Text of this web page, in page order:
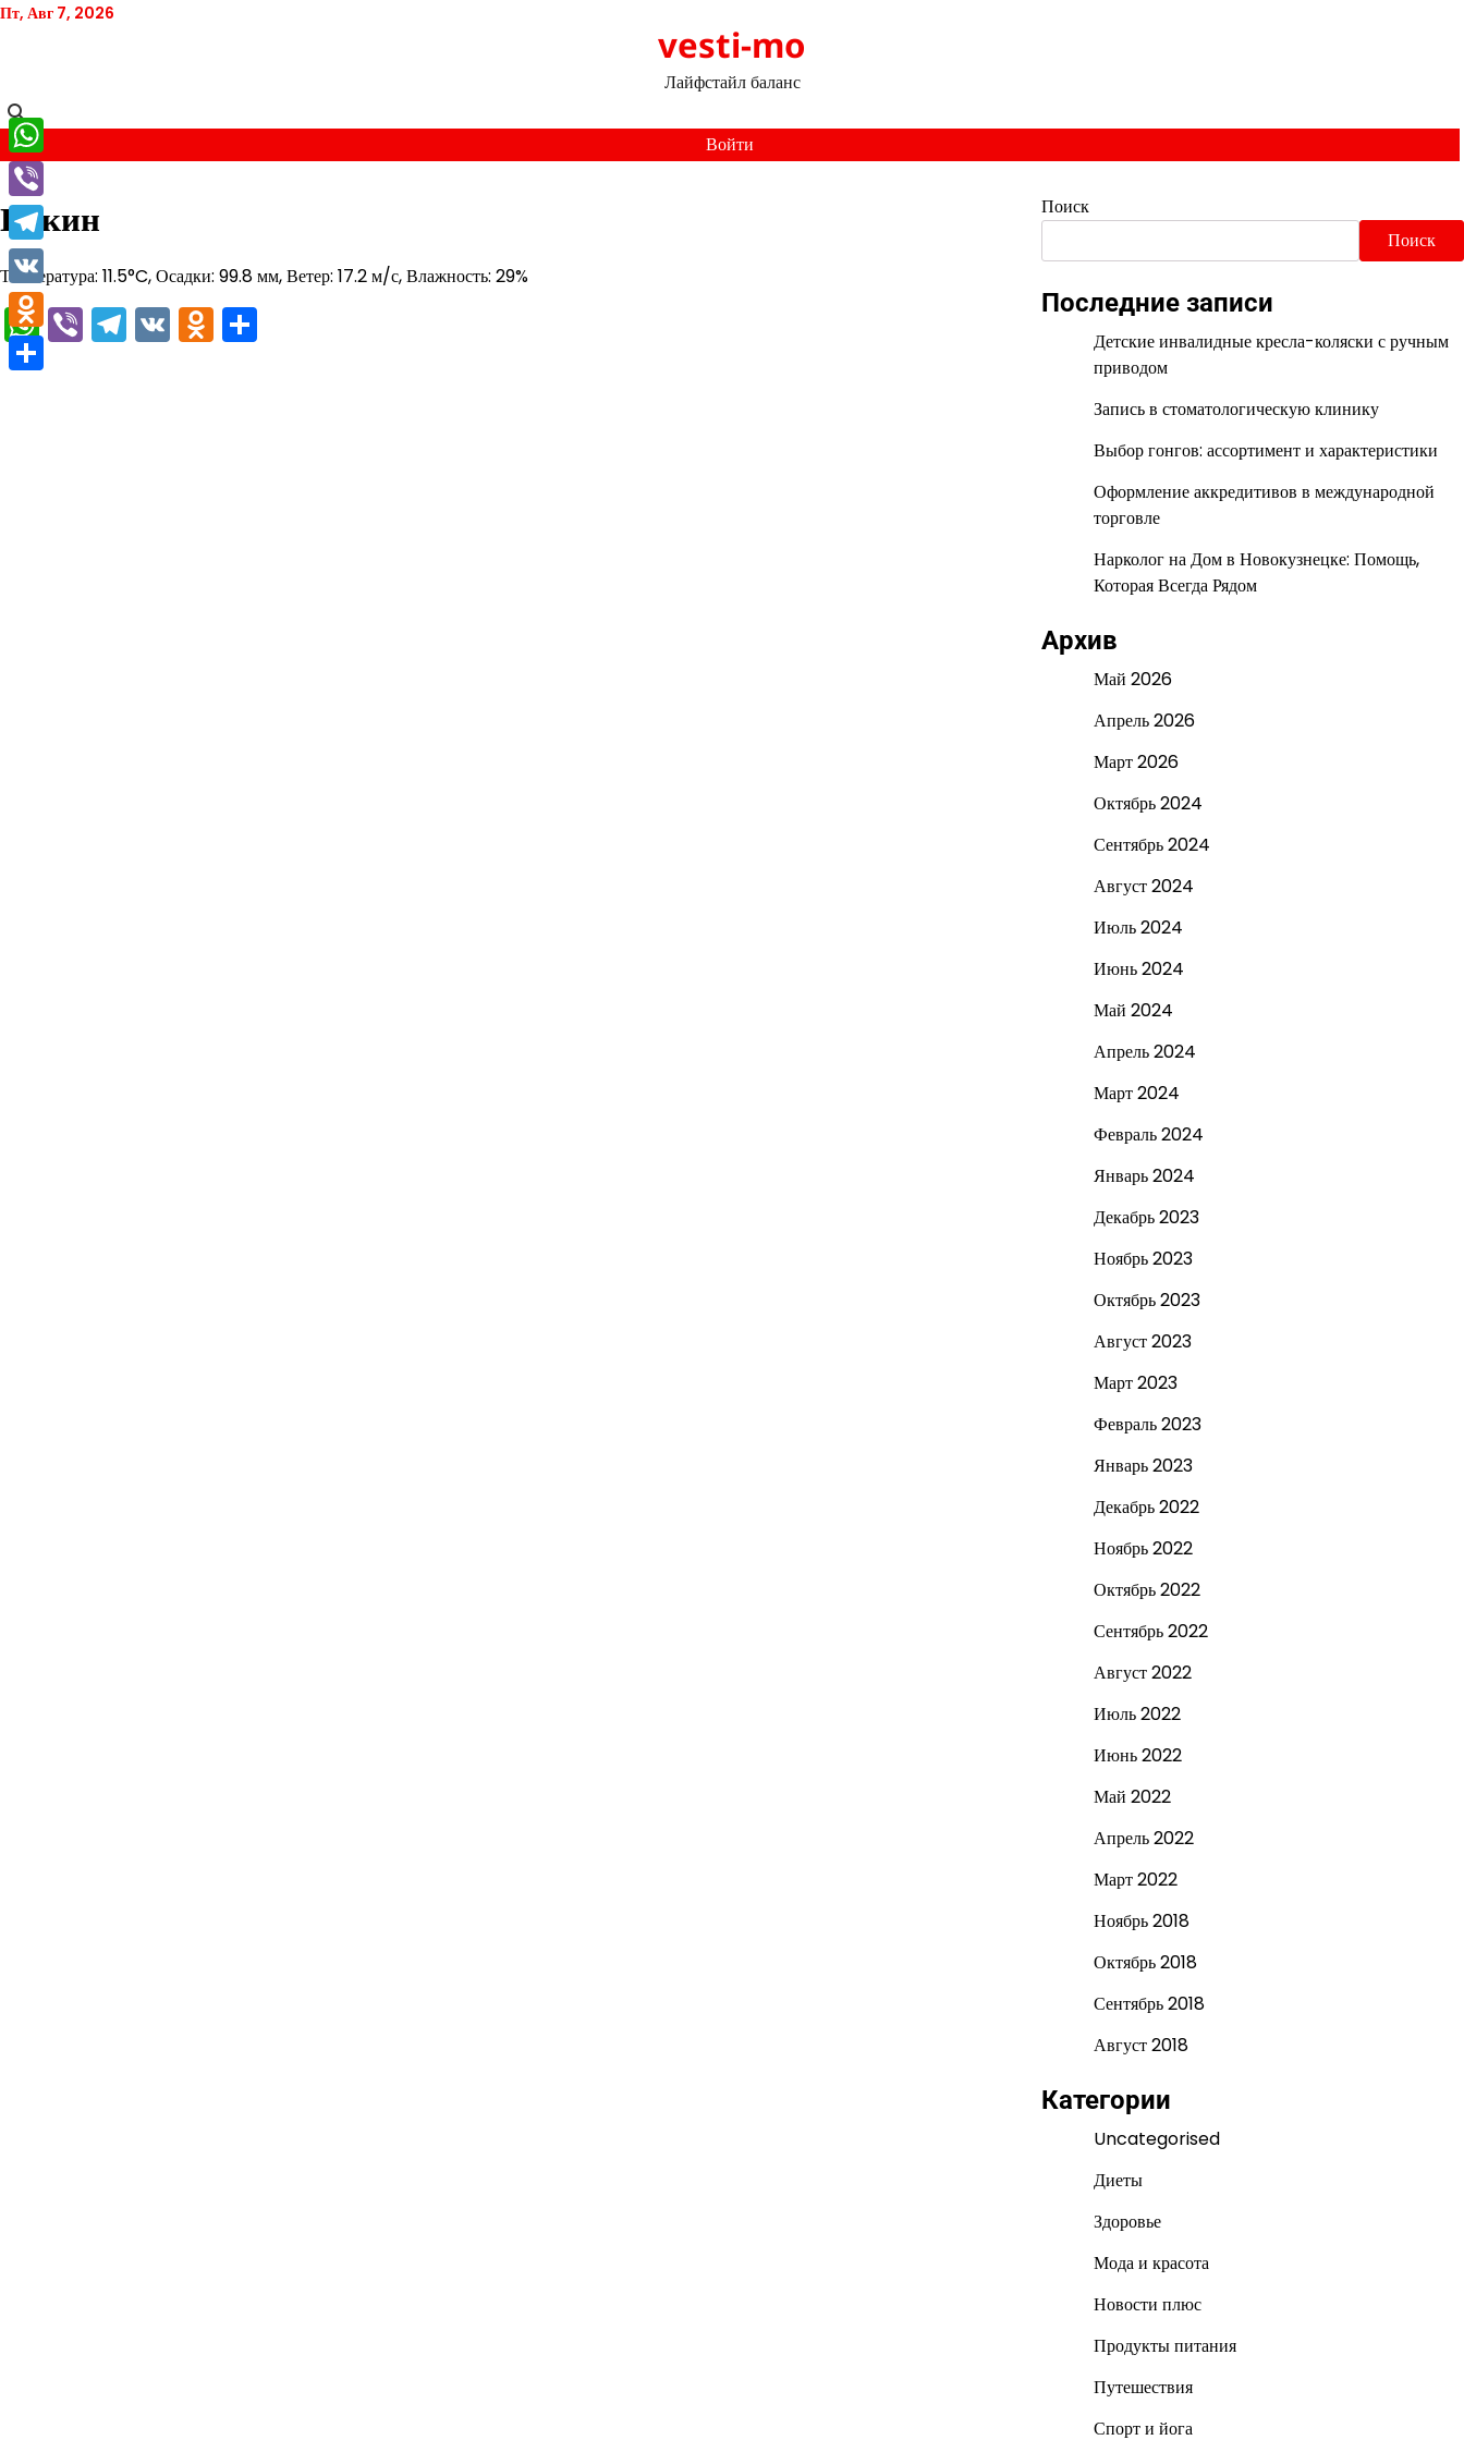
Перейти
Пт, Авг 7, 2026
vesti-mo
Лайфстайл баланс
Войти
Пекин
Температура: 11.5°C, Осадки: 99.8 мм, Ветер: 17.2 м/с, Влажность: 29%
WhatsApp
ViberTelegram
VKOdnoklassniki
Поиск
Поиск
Последние записи
Детские инвалидные кресла-коляски с ручным
приводом
Запись в стоматологическую клинику
Выбор гонгов: ассортимент и характеристики
Оформление аккредитивов в международной
торговле
Нарколог на Дом в Новокузнецке: Помощь,
Которая Всегда Рядом
Архив
Май 2026
Апрель 2026
Март 2026
Октябрь 2024
Сентябрь 2024
Август 2024
Июль 2024
Июнь 2024
Май 2024
Апрель 2024
Март 2024
Февраль 2024
Январь 2024
Декабрь 2023
Ноябрь 2023
Октябрь 2023
Август 2023
Март 2023
Февраль 2023
Январь 2023
Декабрь 2022
Ноябрь 2022
Октябрь 2022
Сентябрь 2022
Август 2022
Июль 2022
Июнь 2022
Май 2022
Апрель 2022
Март 2022
Ноябрь 2018
Октябрь 2018
Сентябрь 2018
Август 2018
Категории
Uncategorised
Диеты
Здоровье
Мода и красота
Новости плюс
Продукты питания
Путешествия
Спорт и йога
WhatsApp
Viber
Telegram
VK
Odnoklassniki